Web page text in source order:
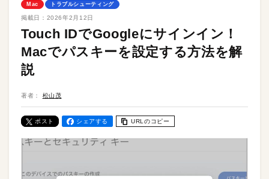
Mac トラブルシューティング
掲載日： 2026年2月12日
Touch IDでGoogleにサインイン！
Macでパスキーを設定する方法を解
説
著者： 松山茂
ポスト シェアする URLのコピー